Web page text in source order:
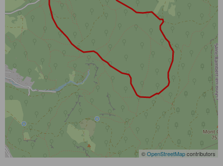
©OpenStreetMapcontributors